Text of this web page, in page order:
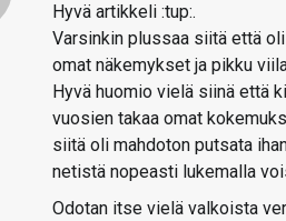
Hyvä artikkeli :tup:.
Varsinkin plussaa siitä että
omat näkemykset ja pikku
Hyvä huomio vielä siinä että
vuosien takaa omat
siitä oli mahdoton putsata
netistä nopeasti lukemalla
Odotan itse vielä valkoista